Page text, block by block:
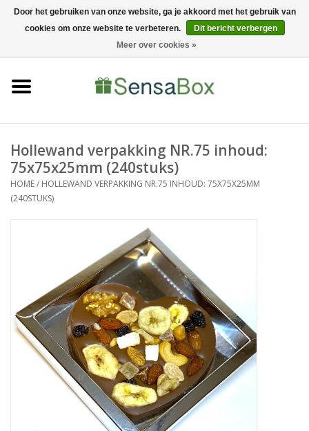
06-22022900 0 Artikelen - €0,00
Bewerkingen
Nieuws
Hollewand verpakking NR.75 inhoud:
75x75x25mm (240stuks)
HOME/ HOLLEWAND VERPAKKING NR.75 INHOUD: 75X75X25MM
(240STUKS)
Door het gebruiken van onze website, ga je akkoord met het gebruik van
cookies om onze website te verbeteren.
Dit bericht verbergen
Meer over cookies »